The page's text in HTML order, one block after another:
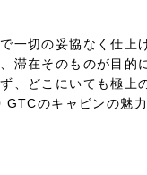
一切の妥協なく仕上
滞在そのものが目的
、どこにいても極上
のキャビンの魅力